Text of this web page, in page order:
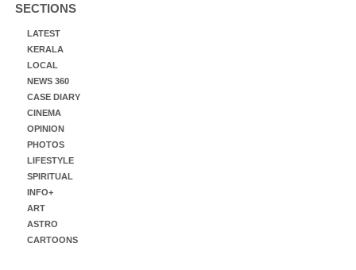
SECTIONS
LATEST
KERALA
LOCAL
NEWS 360
CASE DIARY
CINEMA
OPINION
PHOTOS
LIFESTYLE
SPIRITUAL
INFO+
ART
ASTRO
CARTOONS